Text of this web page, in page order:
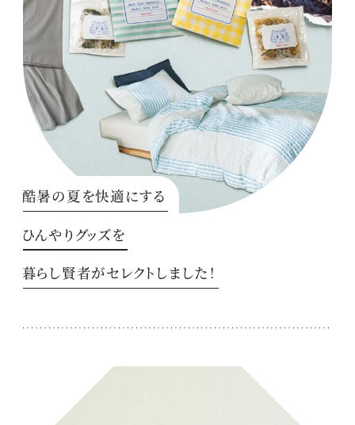
酷暑の夏を快適にする
ひんやりグッズを
暮らし賢者がセレクトしました！